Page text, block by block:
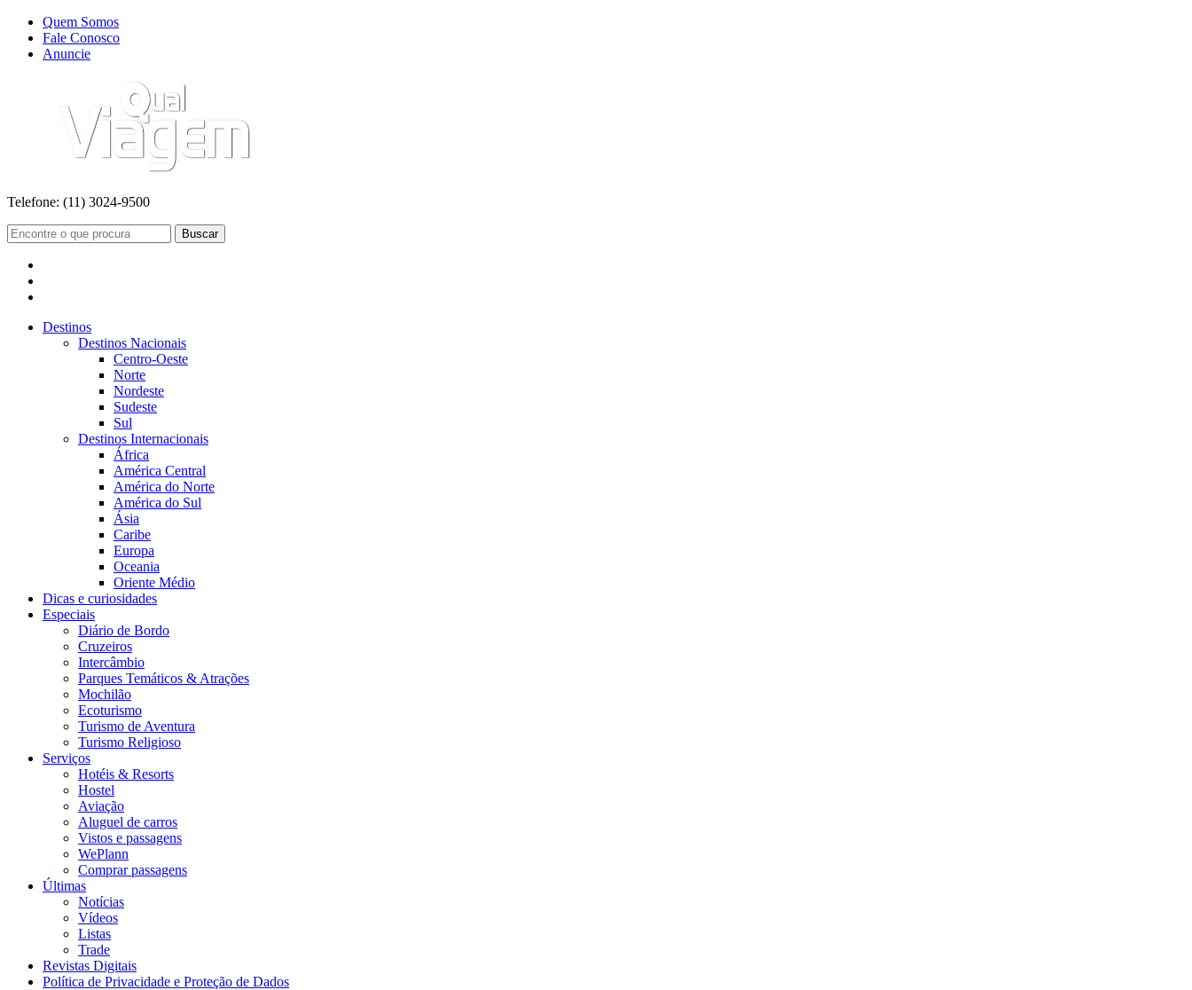
Quem Somos
Fale Conosco
Anuncie
Telefone: (11) 3024-9500
Buscar
Destinos
Destinos Nacionais
Centro-Oeste
Norte
Nordeste
Sudeste
Sul
Destinos Internacionais
África
América Central
América do Norte
América do Sul
Ásia
Caribe
Europa
Oceania
Oriente Médio
Dicas e curiosidades
Especiais
Diário de Bordo
Cruzeiros
Intercâmbio
Parques Temáticos & Atrações
Mochilão
Ecoturismo
Turismo de Aventura
Turismo Religioso
Serviços
Hotéis & Resorts
Hostel
Aviação
Aluguel de carros
Vistos e passagens
WePlann
Comprar passagens
Últimas
Notícias
Vídeos
Listas
Trade
Revistas Digitais
Política de Privacidade e Proteção de Dados